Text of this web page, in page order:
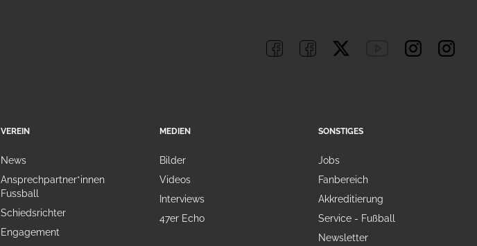
VEREIN
News
Ansprechpartner*innen
Fussball
Schiedsrichter
Engagement
MEDIEN
Bilder
Videos
Interviews
47er Echo
SONSTIGES
Jobs
Fanbereich
Akkreditierung
Service - Fußball
Newsletter